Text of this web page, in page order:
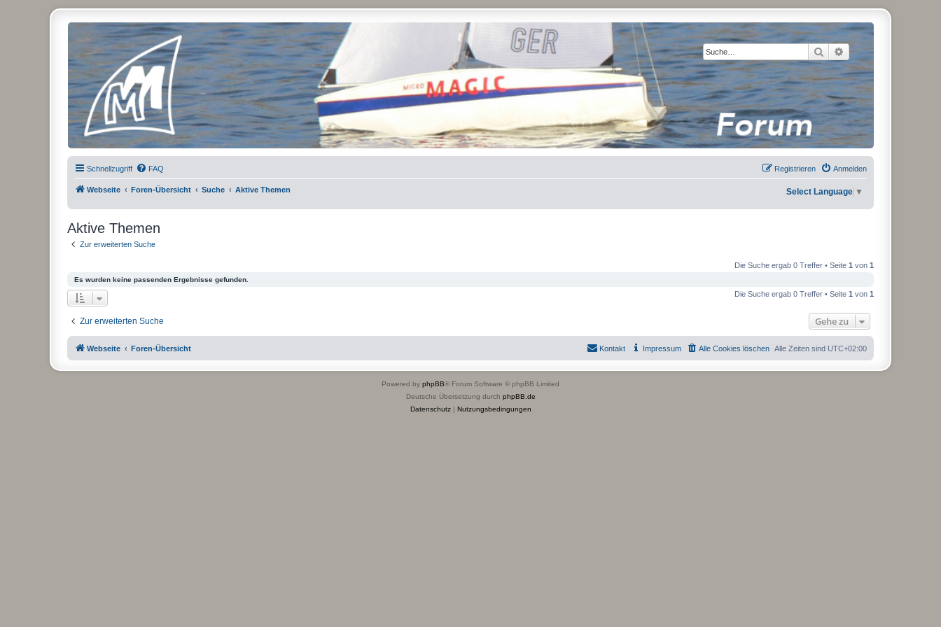
Suche Erweiterte Suche
Micro Magic Forum Deutschland
Schnellzugriff FAQ Anmelden
Registrieren
Webseite Foren-Übersicht Suche Aktive Themen Select Language ▼
Aktive Themen
Zur erweiterten Suche
Die Suche ergab 0 Treffer • Seite 1 von 1
Es wurden keine passenden Ergebnisse gefunden.
Die Suche ergab 0 Treffer • Seite 1 von 1
Zur erweiterten Suche Gehe zu
Webseite Foren-Übersicht Alle Zeiten sind UTC+02:00
Alle Cookies löschen
Impressum
Kontakt
Powered by phpBB® Forum Software © phpBB Limited
Deutsche Übersetzung durch phpBB.de
Datenschutz| Nutzungsbedingungen